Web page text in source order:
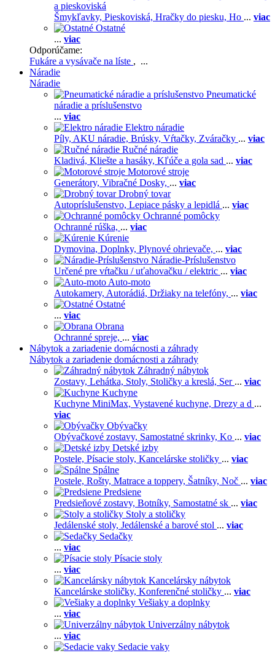
a pieskoviská
Šmykľavky, Pieskoviská, Hračky do piesku, Ho ... viac
Ostatné
... viac
Odporúčame:
Fukáre a vysávače na líste , ...
Náradie
Náradie
Pneumatické
náradie a príslušenstvo
... viac
Elektro náradie
Píly, AKU náradie, Brúsky, Vŕtačky, Zváračky ... viac
Ručné náradie
Kladivá, Kliešte a hasáky, Kľúče a gola sad ... viac
Motorové stroje
Generátory, Vibračné Dosky, ... viac
Drobný tovar
Autopríslušenstvo, Lepiace pásky a lepidlá ... viac
Ochranné pomôcky
Ochranné rúška, ... viac
Kúrenie
Dymovina, Doplnky, Plynové ohrievače, ... viac
Náradie-Príslušenstvo
Určené pre vŕtačku / uťahovačku / elektric ... viac
Auto-moto
Autokamery, Autorádiá, Držiaky na telefóny, ... viac
Ostatné
... viac
Obrana
Ochranné spreje, ... viac
Nábytok a zariadenie domácnosti a záhrady
Nábytok a zariadenie domácnosti a záhrady
Záhradný nábytok
Zostavy, Lehátka, Stoly, Stoličky a kreslá, Ser ... viac
Kuchyne
Kuchyne MiniMax, Vystavené kuchyne, Drezy a d ...
viac
Obývačky
Obývačkové zostavy, Samostatné skrinky, Ko ... viac
Detské izby
Postele, Písacie stoly, Kancelárske stoličky ... viac
Spálne
Postele, Rošty, Matrace a toppery, Šatníky, Noč ... viac
Predsiene
Predsieňové zostavy, Botníky, Samostatné sk ... viac
Stoly a stoličky
Jedálenské stoly, Jedálenské a barové stol ... viac
Sedačky
... viac
Písacie stoly
... viac
Kancelársky nábytok
Kancelárske stoličky, Konferenčné stoličky ... viac
Vešiaky a doplnky
... viac
Univerzálny nábytok
... viac
Sedacie vaky